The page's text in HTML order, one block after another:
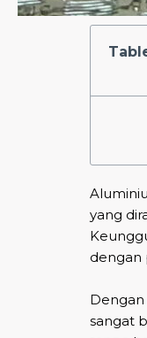
yang
dengan
sangat